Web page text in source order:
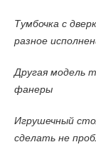
Тумбочка с
разное
Другая модель
фанеры
Игрушечный
сделать не